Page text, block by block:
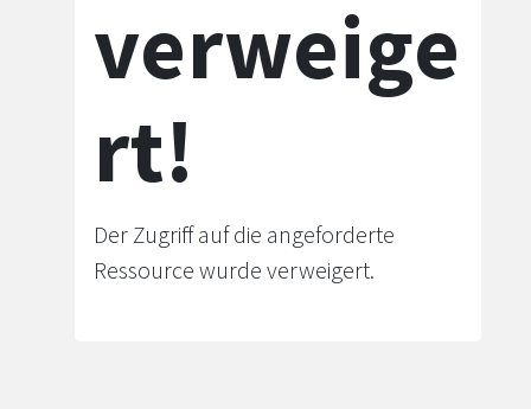
verweige
rt!
Der Zugriff auf die angeforderte
Ressource wurde verweigert.